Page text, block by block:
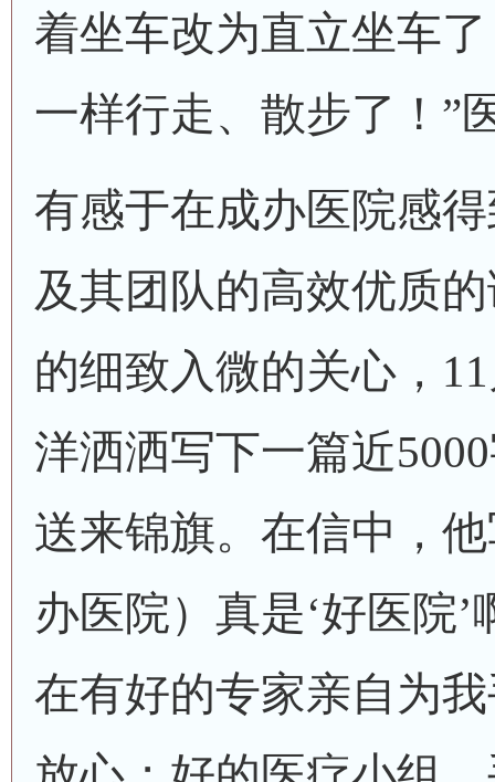
着坐车改为直立坐车
一样行走、散步了！”
有感于在成办医院感
及其团队的高效优质
的细致入微的关心，
洋洒洒写下一篇近
送来锦旗。在信中，
办医院）真是‘好医院
在有好的专家亲自为